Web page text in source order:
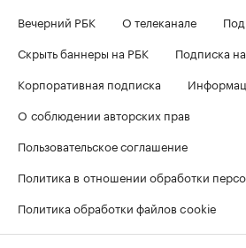
Вечерний РБК
О телеканале
Скрыть баннеры на РБК
Подписка
Корпоративная подписка
О соблюдении авторских прав
Пользовательское соглашение
Политика в отношении обработки
Политика обработки файлов cookie